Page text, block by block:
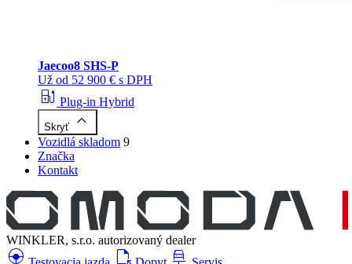
Jaecoo8 SHS-P
Už od 52 900 € s DPH
ev_station Plug-in Hybrid
Skryť keyboard_arrow_up
Vozidlá skladom 9
Značka
Kontakt
WINKLER, s.r.o. autorizovaný dealer
search_hands_free file_open car_repair